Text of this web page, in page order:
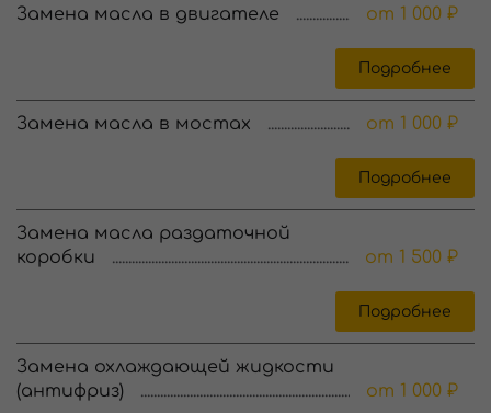
Замена масла в двигателе от 1 000 ₽
Подробнее
Замена масла в мостах от 1 000 ₽
Подробнее
Замена масла раздаточной
коробки
от 1 500 ₽
Подробнее
Замена охлаждающей жидкости
(антифриз)
от 1 000 ₽